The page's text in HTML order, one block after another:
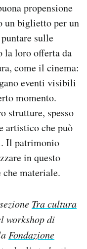
propensione
un biglietto per un
sulle
la loro offerta da
come il cinema:
eventi visibili
momento.
strutture, spesso
artistico che può
Il patrimonio
in questo
materiale.
Tra cultura
workshop di
Fondazione